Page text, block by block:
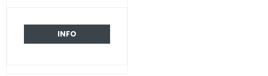
INFO